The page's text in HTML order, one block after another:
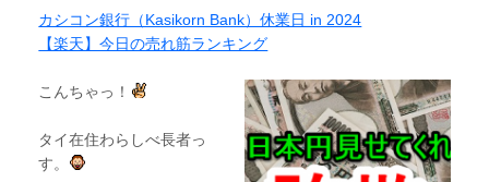
カシコン銀行（Kasikorn Bank）休業日 in 2024
【楽天】今日の売れ筋ランキング
こんちゃっ！
タイ在住わらしべ長者っ
す。